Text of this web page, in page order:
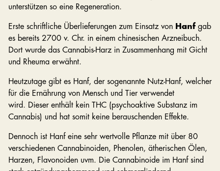
unterstützen so eine Regeneration.
Erste schriftliche Überlieferungen zum Einsatz von Hanfgab
es bereits 2700 v. Chr. in einem chinesischen Arzneibuch.
Dort wurde das Cannabis-Harz in Zusammenhang mit Gicht
und Rheuma erwähnt.
Heutzutage gibt es Hanf, der sogenannte Nutz-Hanf, welcher
für die Ernährung von Mensch und Tier verwendet
wird. Dieser enthält kein THC (psychoaktive Substanz im
Cannabis) und hat somit keine berauschenden Effekte.
Dennoch ist Hanf eine sehr wertvolle Pflanze mit über 80
verschiedenen Cannabinoiden, Phenolen, ätherischen Ölen,
Harzen, Flavonoiden uvm. Die Cannabinoide im Hanf sind